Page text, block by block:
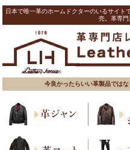
日本で唯一革のホームドクターのいるサイト
売。革専門
今良かったらいい革製品では